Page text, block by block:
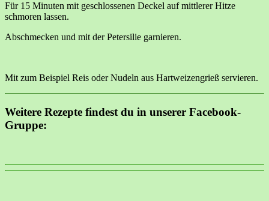
Für 15 Minuten mit geschlossenen Deckel auf mittlerer Hitze
schmoren lassen.
Abschmecken und mit der Petersilie garnieren.
Mit zum Beispiel Reis oder Nudeln aus Hartweizengrieß servieren.
Weitere Rezepte findest du in unserer Facebook-
Gruppe: